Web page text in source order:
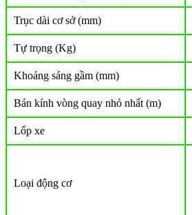
Trục dài cơ sở (mm)
Tự trọng (Kg)
Khoảng sáng gầm (mm)
Bán kính vòng quay nhỏ nhất (m)
Lốp xe
Loại động cơ